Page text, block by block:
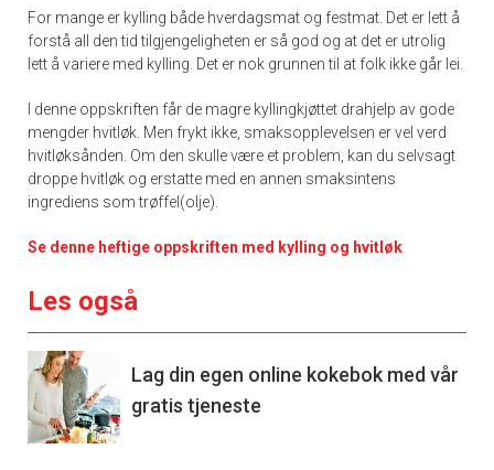
For mange er kylling både hverdagsmat og festmat. Det er lett å
forstå all den tid tilgjengeligheten er så god og at det er utrolig
lett å variere med kylling. Det er nok grunnen til at folk ikke går lei.
I denne oppskriften får de magre kyllingkjøttet drahjelp av gode
mengder hvitløk. Men frykt ikke, smaksopplevelsen er vel verd
hvitløksånden. Om den skulle være et problem, kan du selvsagt
droppe hvitløk og erstatte med en annen smaksintens
ingrediens som trøffel(olje).
Se denne heftige oppskriften med kylling og hvitløk
Les også
Lag din egen online kokebok med vår
gratis tjeneste